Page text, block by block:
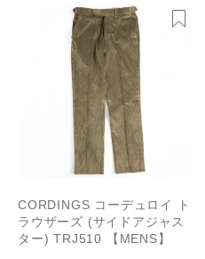
CORDINGS コーデュロイ ト
ラウザーズ (サイドアジャス
ター) TRJ510 【MENS】